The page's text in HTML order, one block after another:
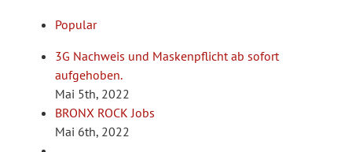
Popular
3G Nachweis und Maskenpflicht ab sofort
aufgehoben.
Mai 5th, 2022
BRONX ROCK Jobs
Mai 6th, 2022